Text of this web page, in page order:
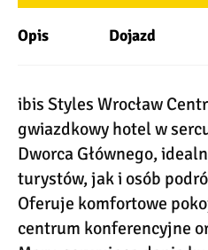
Opis Dojazd
ibis Styles Wrocław
gwiazdkowy hotel w
Dworca Głównego,
turystów, jak i osób
Oferuje komfortowe
centrum konferencyjne